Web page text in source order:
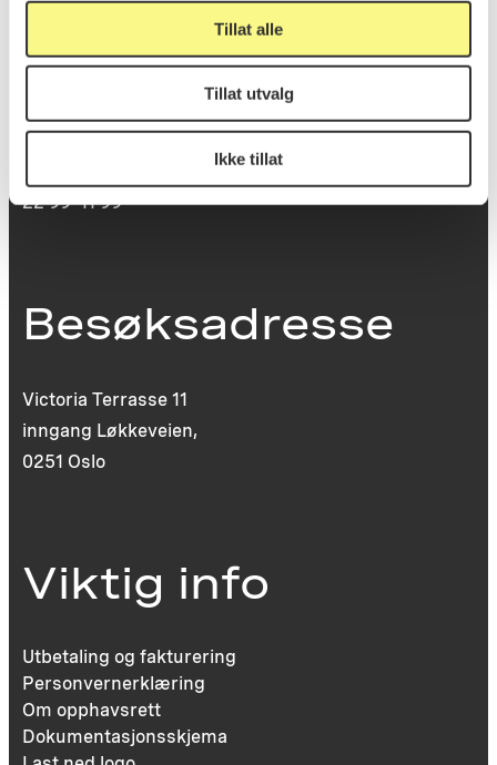
Tillat alle
Tillat utvalg
Ikke tillat
Postboks 6994
0130 Oslo
22 99 11 99
Besøksadresse
Victoria Terrasse 11
inngang Løkkeveien,
0251 Oslo
Viktig info
Utbetaling og fakturering
Personvernerklæring
Om opphavsrett
Dokumentasjonsskjema